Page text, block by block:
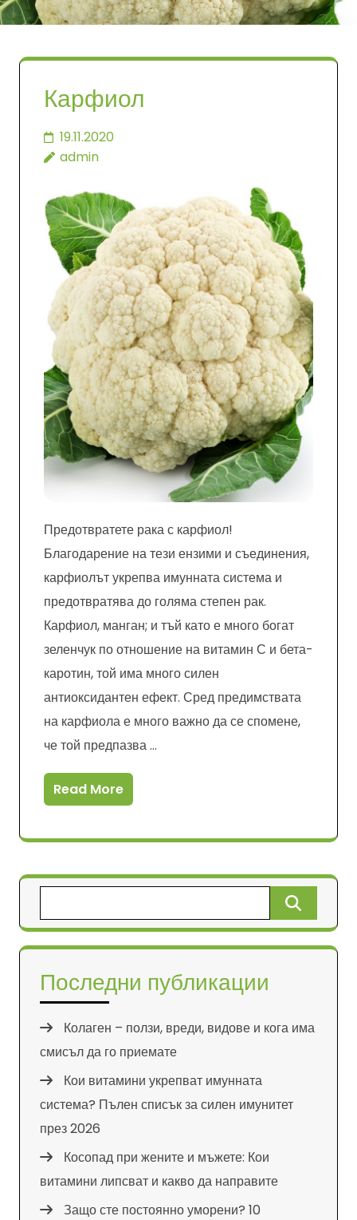
Карфиол
19.11.2020
admin
Предотвратете рака с карфиол!
Благодарение на тези ензими и съединения,
карфиолът укрепва имунната система и
предотвратява до голяма степен рак.
Карфиол, манган; и тъй като е много богат
зеленчук по отношение на витамин С и бета-
каротин, той има много силен
антиоксидантен ефект. Сред предимствата
на карфиола е много важно да се спомене,
че той предпазва …
Read More
за:
Последни публикации
Колаген – ползи, вреди, видове и кога има
смисъл да го приемате
Кои витамини укрепват имунната
система? Пълен списък за силен имунитет
през 2026
Косопад при жените и мъжете: Кои
витамини липсват и какво да направите
Защо сте постоянно уморени? 10